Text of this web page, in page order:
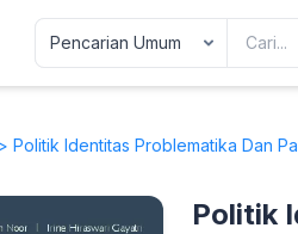
> Politik Identitas Problematika Dan
Politik